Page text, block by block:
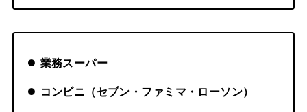
業務スーパー
コンビニ（セブン・ファミマ・ローソン）